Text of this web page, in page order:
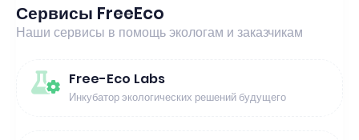
Сервисы FreeEco
Наши сервисы в помощь экологам и заказчикам
Free-Eco Labs
Инкубатор экологических решений будущего